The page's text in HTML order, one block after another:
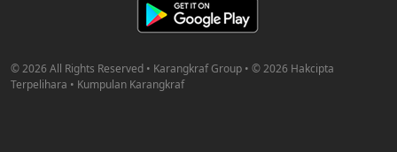
© 2026 All Rights Reserved • Karangkraf Group • © 2026 Hakcipta
Terpelihara • Kumpulan Karangkraf